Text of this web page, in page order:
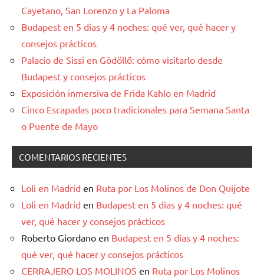
Cayetano, San Lorenzo y La Paloma
Budapest en 5 días y 4 noches: qué ver, qué hacer y
consejos prácticos
Palacio de Sissi en Gödöllő: cómo visitarlo desde
Budapest y consejos prácticos
Exposición inmersiva de Frida Kahlo en Madrid
Cinco Escapadas poco tradicionales para Semana Santa
o Puente de Mayo
COMENTARIOS RECIENTES
Loli en Madrid en Ruta por Los Molinos de Don Quijote
Loli en Madrid en Budapest en 5 días y 4 noches: qué
ver, qué hacer y consejos prácticos
Roberto Giordano en Budapest en 5 días y 4 noches:
qué ver, qué hacer y consejos prácticos
CERRAJERO LOS MOLINOS en Ruta por Los Molinos